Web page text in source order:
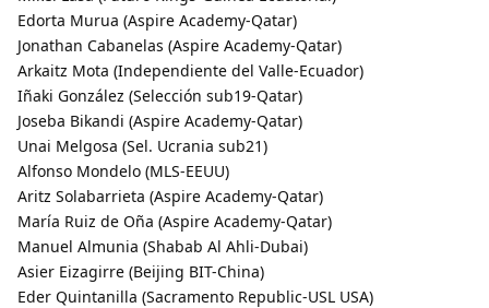
Edorta Murua (Aspire Academy-Qatar)
Jonathan Cabanelas (Aspire Academy-Qatar)
Arkaitz Mota (Independiente del Valle-Ecuador)
Iñaki González (Selección sub19-Qatar)
Joseba Bikandi (Aspire Academy-Qatar)
Unai Melgosa (Sel. Ucrania sub21)
Alfonso Mondelo (MLS-EEUU)
Aritz Solabarrieta (Aspire Academy-Qatar)
María Ruiz de Oña (Aspire Academy-Qatar)
Manuel Almunia (Shabab Al Ahli-Dubai)
Asier Eizagirre (Beijing BIT-China)
Eder Quintanilla (Sacramento Republic-USL USA)